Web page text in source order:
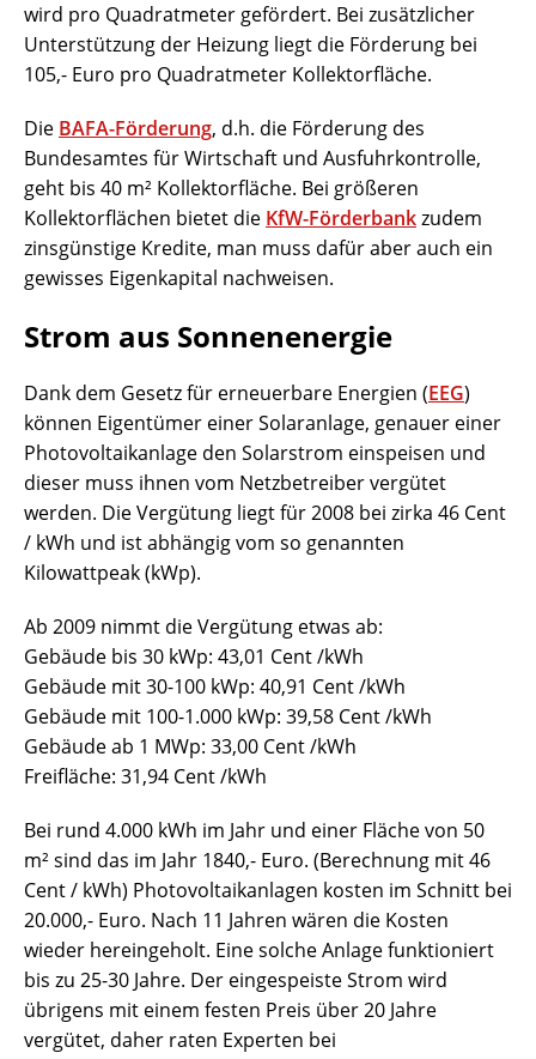
wird pro Quadratmeter gefördert. Bei zusätzlicher
Unterstützung der Heizung liegt die Förderung bei
105,- Euro pro Quadratmeter Kollektorfläche.
Die BAFA-Förderung, d.h. die Förderung des
Bundesamtes für Wirtschaft und Ausfuhrkontrolle,
geht bis 40 m² Kollektorfläche. Bei größeren
Kollektorflächen bietet die KfW-Förderbankzudem
zinsgünstige Kredite, man muss dafür aber auch ein
gewisses Eigenkapital nachweisen.
Strom aus Sonnenenergie
Dank dem Gesetz für erneuerbare Energien (EEG)
können Eigentümer einer Solaranlage, genauer einer
Photovoltaikanlage den Solarstrom einspeisen und
dieser muss ihnen vom Netzbetreiber vergütet
werden. Die Vergütung liegt für 2008 bei zirka 46 Cent
/ kWh und ist abhängig vom so genannten
Kilowattpeak (kWp).
Ab 2009 nimmt die Vergütung etwas ab:
Gebäude bis 30 kWp: 43,01 Cent /kWh
Gebäude mit 30-100 kWp: 40,91 Cent /kWh
Gebäude mit 100-1.000 kWp: 39,58 Cent /kWh
Gebäude ab 1 MWp: 33,00 Cent /kWh
Freifläche: 31,94 Cent /kWh
Bei rund 4.000 kWh im Jahr und einer Fläche von 50
m² sind das im Jahr 1840,- Euro. (Berechnung mit 46
Cent / kWh) Photovoltaikanlagen kosten im Schnitt bei
20.000,- Euro. Nach 11 Jahren wären die Kosten
wieder hereingeholt. Eine solche Anlage funktioniert
bis zu 25-30 Jahre. Der eingespeiste Strom wird
übrigens mit einem festen Preis über 20 Jahre
vergütet, daher raten Experten bei